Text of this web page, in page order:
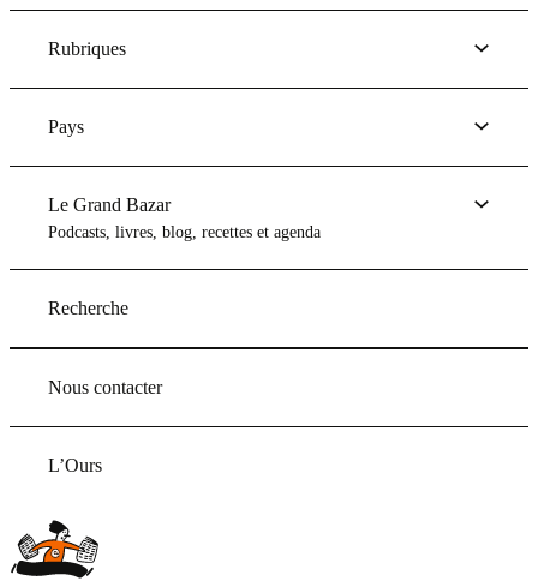
Rubriques
Pays
Le Grand Bazar
Podcasts, livres, blog, recettes et agenda
Recherche
Nous contacter
L’Ours